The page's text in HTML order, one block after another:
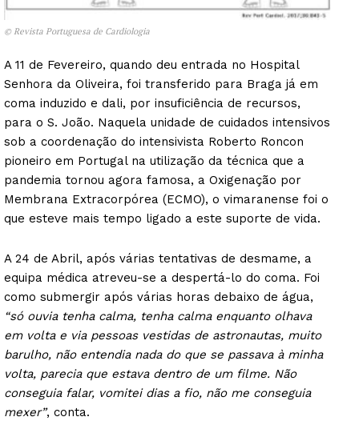
© Revista Portuguesa de Cardiologia
A 11 de Fevereiro, quando deu entrada no Hospital
Senhora da Oliveira, foi transferido para Braga já em
coma induzido e dali, por insuficiência de recursos,
para o S. João. Naquela unidade de cuidados intensivos
sob a coordenação do intensivista Roberto Roncon
pioneiro em Portugal na utilização da técnica que a
pandemia tornou agora famosa, a Oxigenação por
Membrana Extracorpórea (ECMO), o vimaranense foi o
que esteve mais tempo ligado a este suporte de vida.
A 24 de Abril, após várias tentativas de desmame, a
equipa médica atreveu-se a despertá-lo do coma. Foi
como submergir após várias horas debaixo de água,
“só ouvia tenha calma, tenha calma enquanto olhava
em volta e via pessoas vestidas de astronautas, muito
barulho, não entendia nada do que se passava à minha
volta, parecia que estava dentro de um filme. Não
conseguia falar, vomitei dias a fio, não me conseguia
mexer”, conta.